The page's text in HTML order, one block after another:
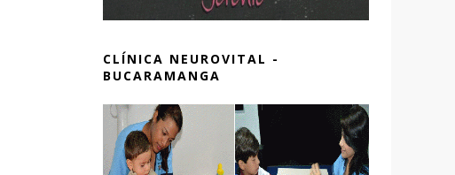
CLÍNICA NEUROVITAL -
BUCARAMANGA